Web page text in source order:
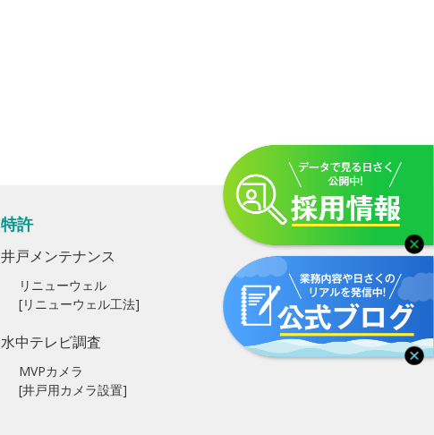
特許
井戸メンテナンス
リニューウェル
[リニューウェル工法]
水中テレビ調査
MVPカメラ
[井戸用カメラ設置]